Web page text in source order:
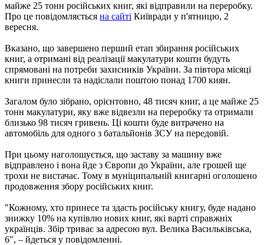
майже 25 тонн російських книг, які відправили на переробку.
Про це повідомляється на сайті Київради у п'ятницю, 2
вересня.
Вказано, що завершено перший етап збирання російських
книг, а отримані від реалізації макулатури кошти будуть
спрямовані на потреби захисників України. За півтора місяці
книги принесли та надіслали поштою понад 1700 киян.
Загалом було зібрано, орієнтовно, 48 тисяч книг, а це майже 25
тонн макулатури, яку вже відвезли на переробку та отримали
близько 98 тисяч гривень. Ці кошти буде витрачено на
автомобіль для одного з батальйонів ЗСУ на передовій.
При цьому наголошується, що заставу за машину вже
відправлено і вона йде з Європи до України, але грошей ще
трохи не вистачає. Тому в муніципальній книгарні оголошено
продовження збору російських книг.
"Кожному, хто принесе та здасть російську книгу, буде надано
знижку 10% на купівлю нових книг, які варті справжніх
українців. Збір триває за адресою вул. Велика Васильківська,
6", – йдеться у повідомленні.